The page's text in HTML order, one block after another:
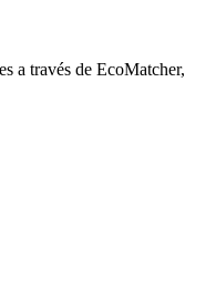
a través de EcoMatcher,